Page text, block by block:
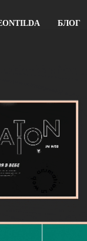
БЛОГ